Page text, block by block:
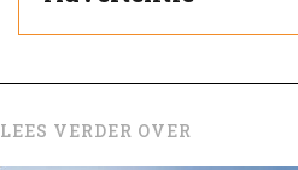
LEES VERDER OVER